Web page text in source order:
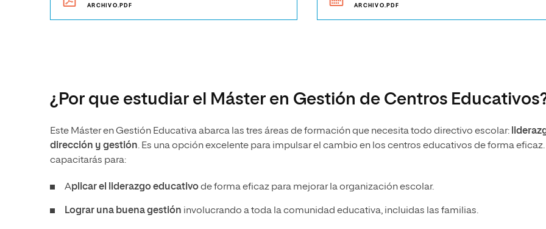
ARCHIVO.PDF ARCHIVO.PDF
¿Por que estudiar el Máster en Gestión de Centros
Este Máster en Gestión Educativa abarca las tres áreas de formación que necesita todo directivo escolar:
dirección y gestión. Es una opción excelente para impulsar el cambio en los centros educativos de forma eficaz.
capacitarás para:
Aplicar el liderazgo educativode forma eficaz para mejorar la organización escolar.
Lograr una buena gestión involucrando a toda la comunidad educativa, incluidas las familias.